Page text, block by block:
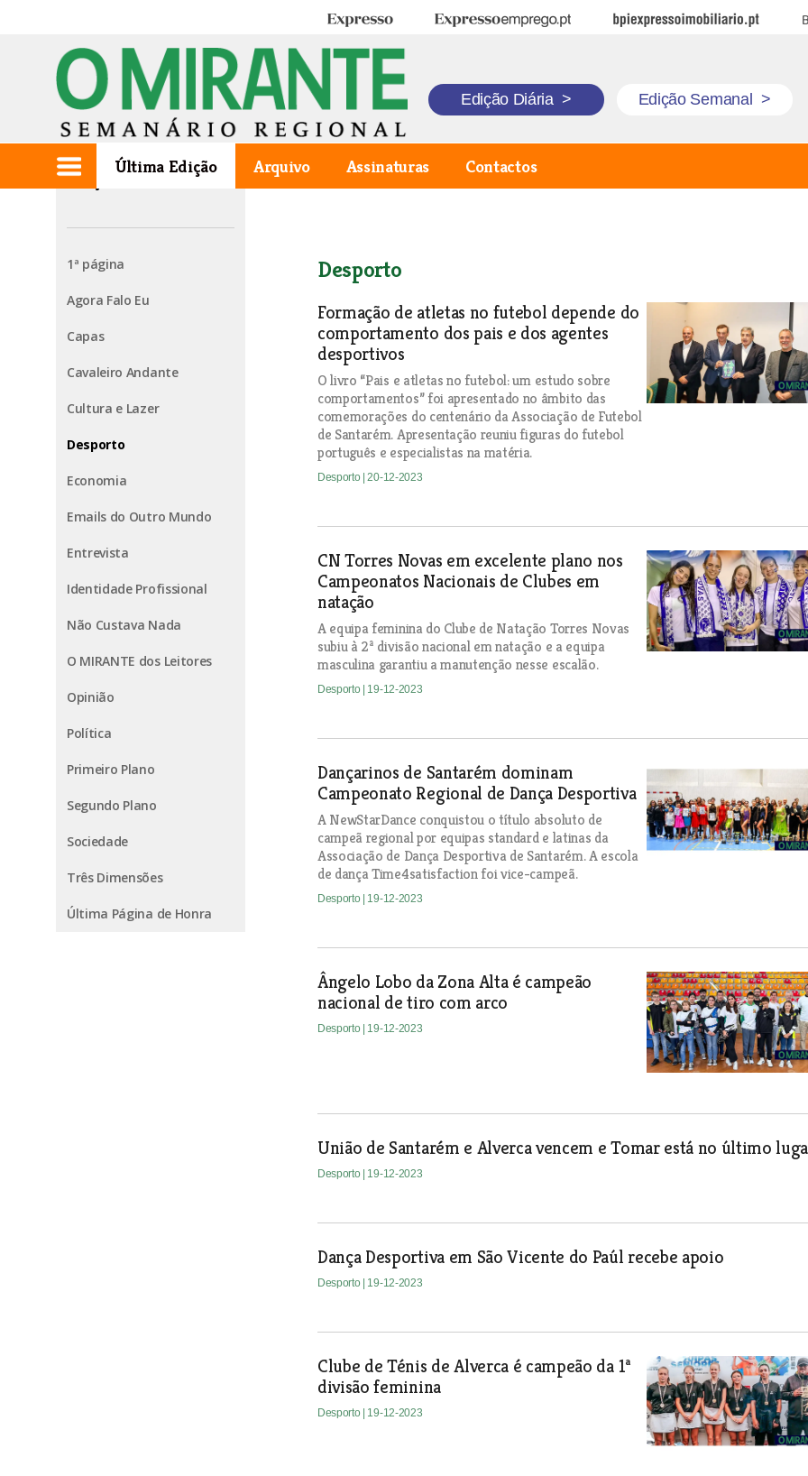
Expresso Expresso Emprego BPI Expresso Imobiliário
Edição Diária > Edição Semanal >
Última Edição Arquivo Assinaturas Contactos
Edição de 2023.12.14
1ª página
Agora Falo Eu
Capas
Cavaleiro Andante
Cultura e Lazer
Desporto
Economia
Emails do Outro Mundo
Entrevista
Identidade Profissional
Não Custava Nada
O MIRANTE dos Leitores
Opinião
Política
Primeiro Plano
Segundo Plano
Sociedade
Três Dimensões
Última Página de Honra
Desporto
Formação de atletas no futebol depende do
comportamento dos pais e dos agentes
desportivos
O livro “Pais e atletas no futebol: um estudo sobre
comportamentos” foi apresentado no âmbito das
comemorações do centenário da Associação de Futebol
de Santarém. Apresentação reuniu figuras do futebol
português e especialistas na matéria.
Desporto | 20-12-2023
CN Torres Novas em excelente plano nos
Campeonatos Nacionais de Clubes em
natação
A equipa feminina do Clube de Natação Torres Novas
subiu à 2ª divisão nacional em natação e a equipa
masculina garantiu a manutenção nesse escalão.
Desporto | 19-12-2023
Dançarinos de Santarém dominam
Campeonato Regional de Dança Desportiva
A NewStarDance conquistou o título absoluto de
campeã regional por equipas standard e latinas da
Associação de Dança Desportiva de Santarém. A escola
de dança Time4satisfaction foi vice-campeã.
Desporto | 19-12-2023
Ângelo Lobo da Zona Alta é campeão
nacional de tiro com arco
Desporto | 19-12-2023
União de Santarém e Alverca vencem e Tomar está no último
Desporto | 19-12-2023
Dança Desportiva em São Vicente do Paúl recebe apoio
Desporto | 19-12-2023
Clube de Ténis de Alverca é campeão da 1ª
divisão feminina
Desporto | 19-12-2023